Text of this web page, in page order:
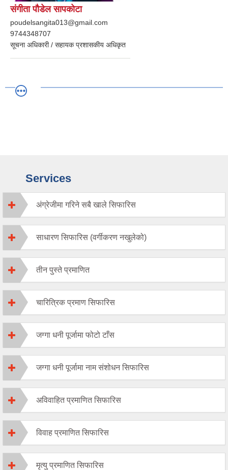
संगीता पाैडेल सापकाेटा
poudelsangita013@gmail.com
9744348707
सूचना अधिकारी / सहायक प्रशासकीय अधिकृत
Services
अंग्रेजीमा गरिने सबै खाले सिफारिस
साधारण सिफारिस (वर्गीकरण नखुलेको)
तीन पुस्ते प्रमाणित
चारित्रिक प्रमाण सिफारिस
जग्गा धनी पूर्जामा फोटो टाँस
जग्गा धनी पूर्जामा नाम संशोधन सिफारिस
अविवाहित प्रमाणित सिफारिस
विवाह प्रमाणित सिफारिस
मृत्यु प्रमाणित सिफारिस